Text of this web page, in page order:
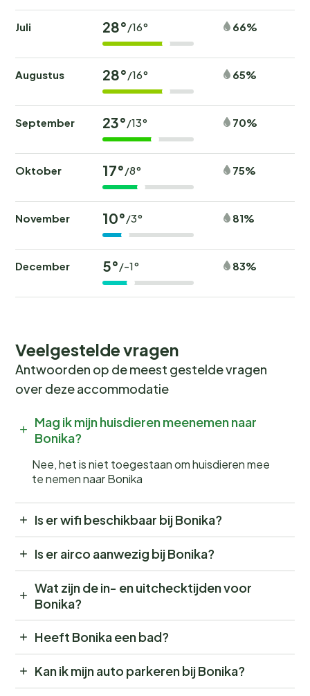
Juli 28°/16° 66%
Augustus 28°/16° 65%
September 23°/13° 70%
Oktober 17°/8° 75%
November 10°/3° 81%
December 5°/-1° 83%
Veelgestelde vragen
Antwoorden op de meest gestelde vragen
over deze accommodatie
Mag ik mijn huisdieren meenemen naar
Bonika?
Nee, het is niet toegestaan om huisdieren mee
te nemen naar Bonika
Is er wifi beschikbaar bij Bonika?
Is er airco aanwezig bij Bonika?
Wat zijn de in- en uitchecktijden voor
Bonika?
Heeft Bonika een bad?
Kan ik mijn auto parkeren bij Bonika?